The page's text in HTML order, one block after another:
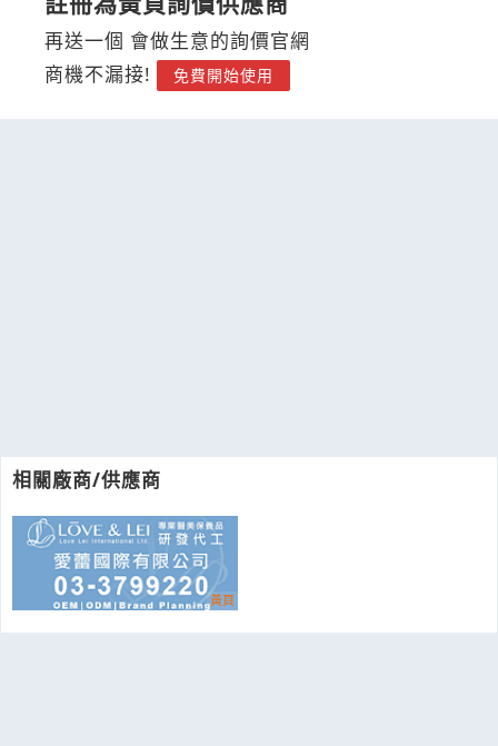
再送一個 會做生意的詢價官網
商機不漏接!
免費開始使用
相關廠商/供應商